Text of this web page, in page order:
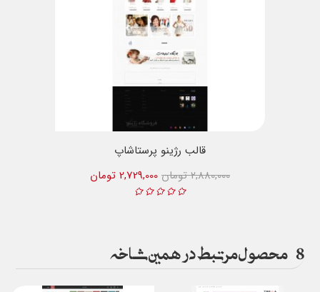
قالب رژینو پرستاشاپ
2,729,000 تومان
2,880,000 تومان
8 محصول مرتبط در همین شاخه